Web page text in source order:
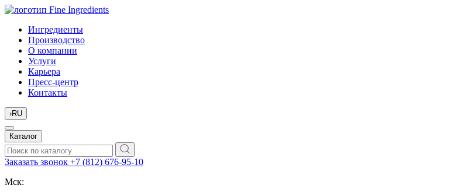
Ингредиенты
Производство
О компании
Услуги
Карьера
Пресс-центр
Контакты
›RU
Каталог
Заказать звонок +7 (812) 676-95-10
Мск: